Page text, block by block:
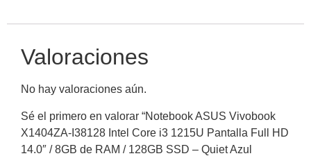
Valoraciones
No hay valoraciones aún.
Sé el primero en valorar “Notebook ASUS Vivobook
X1404ZA-I38128 Intel Core i3 1215U Pantalla Full HD
14.0″ / 8GB de RAM / 128GB SSD – Quiet Azul